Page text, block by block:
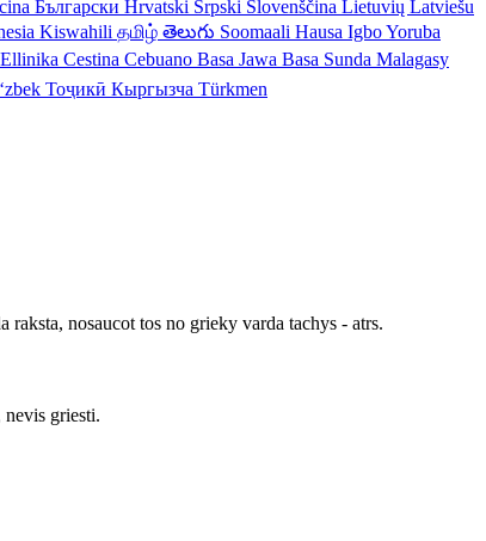
Български Hrvatski Srpski Slovenščina Lietuvių Latviešu
Kiswahili தமிழ் తెలుగు Soomaali Hausa IgboYoruba
Ellinika Cestina Cebuano Basa Jawa Basa Sunda Malagasy
Тоҷикӣ Кыргызча Türkmen
nosaucot tos no grieky varda tachys - atrs.
nevis griesti.